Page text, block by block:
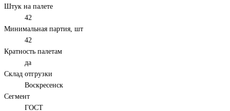
Штук на палете
42
Минимальная партия, шт
42
Кратность палетам
да
Склад отгрузки
Воскресенск
Сегмент
ГОСТ